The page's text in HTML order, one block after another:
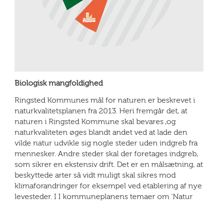
Biologisk mangfoldighed
Ringsted Kommunes mål for naturen er beskrevet i
naturkvalitetsplanen fra 2013. Heri fremgår det, at
naturen i Ringsted Kommune skal bevares ,og
naturkvaliteten øges blandt andet ved at lade den
vilde natur udvikle sig nogle steder uden indgreb fra
mennesker. Andre steder skal der foretages indgreb,
som sikrer en ekstensiv drift. Det er en målsætning, at
beskyttede arter så vidt muligt skal sikres mod
klimaforandringer for eksempel ved etablering af nye
levesteder. I I kommuneplanens temaer om 'Natur